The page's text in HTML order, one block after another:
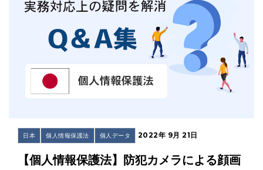
日本 個人情報保護法 個人データ 2022年 9月 21日
【個人情報保護法】防犯カメラによる顔画